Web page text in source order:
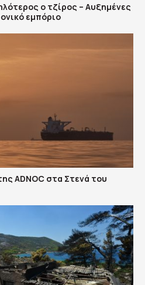
ο τζίρος – Αυξημένες
εμπόριο
ADNOC στα Στενά του